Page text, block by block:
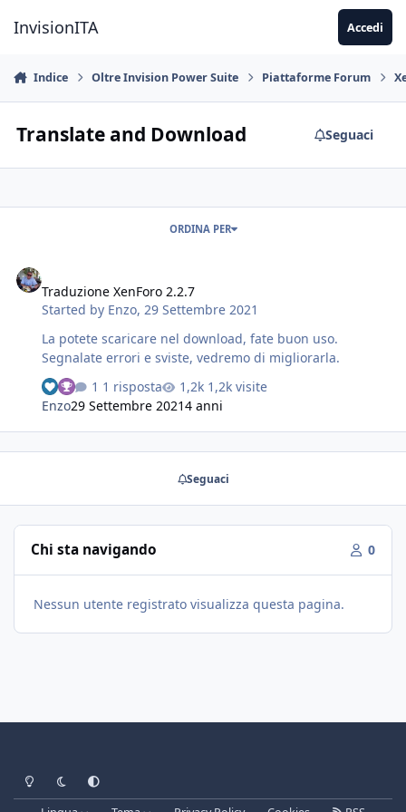
InvisionITA Accedi
Indice Oltre Invision Power Suite Piattaforme Forum
Translate and Download Seguaci
ORDINA PER
Traduzione XenForo 2.2.7
Started by Enzo,29 Settembre 2021
La potete scaricare nel download, fate buon uso.
Segnalate errori e sviste, vedremo di migliorarla.
1 risposta
1,2k visite
Enzo29 Settembre 20214 anni
Seguaci
Chi sta navigando 0
Nessun utente registrato visualizza questa pagina.
Light ModeDark ModeSystem Preference